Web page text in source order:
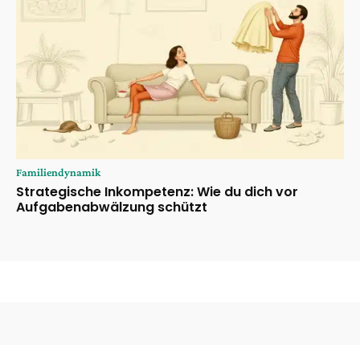
Familiendynamik
Strategische Inkompetenz: Wie du dich vor
Aufgabenabwälzung schützt